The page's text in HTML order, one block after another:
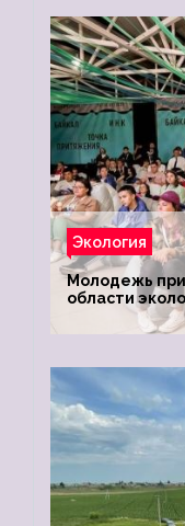
Экология
Молодежь
области